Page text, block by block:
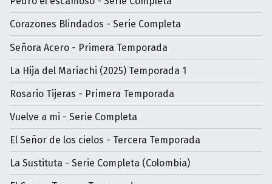
Corazones Blindados - Serie Completa
Señora Acero - Primera Temporada
La Hija del Mariachi (2025) Temporada 1
Rosario Tijeras - Primera Temporada
Vuelve a mi - Serie Completa
El Señor de los cielos - Tercera Temporada
La Sustituta - Serie Completa (Colombia)